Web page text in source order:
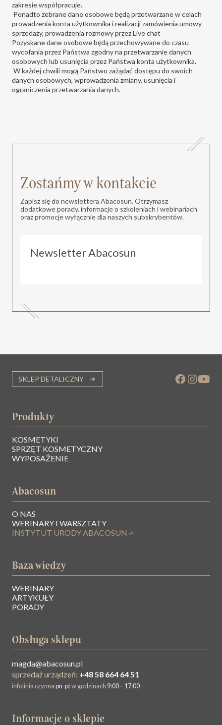
zakresie współpracuje.
Ponadto zebrane dane osobowe będą przetwarzane w celach
prowadzenia konta użytkownika i realizacji zamówienia umowy
sprzedaży, prowadzenia rozmowy przez Live chat
Pozyskane dane osobowe będą przechowywane do czasu
wycofania przez Państwa zgodny na przetwarzanie danych
osobowych lub usunięcia przez Państwa konta użytkownika.
W każdej chwili mogą Państwo zażądać dostępu do swoich
danych osobowych, wprowadzenia zmiany, usunięcia i
ograniczenia przetwarzania danych.
Zostańmy w kontakcie
Zapisz się do newslettera Abacosun. Otrzymasz
dodatkowe porady, informacje o szkoleniach i webinariach
oraz promocje wyłącznie dla naszych subskrybentów.
Newsletter Abacosun
SKLEP DETALICZNY
Produkty
KOSMETYKI
SPRZĘT KOSMETYCZNY
WYPOSAŻENIE
Baza wiedzy
WEBINARY
ARTYKUŁY
PORADY
Obsługa sklepu
magda@abacosun.pl
sprzedaż urządzeń: +48 58 664 64 51
infolinia czynnapn-ptw godzinach 9:00 – 17:00
Abacosun
O NAS
WEBINARY I WARSZTATY
INSTYTUT URODY ABACOSUN
Informacje o sklepie